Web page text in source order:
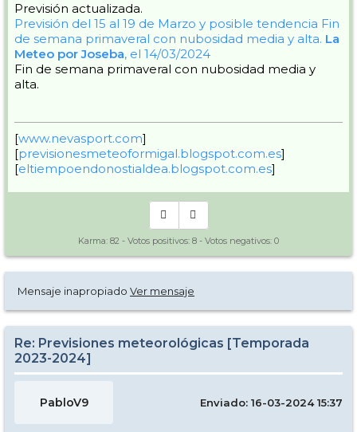
Previsión actualizada.
Previsión del 15 al 19 de Marzo y posible tendencia Fin
de semana primaveral con nubosidad media y alta. La
Meteo por Joseba, el 14/03/2024
Fin de semana primaveral con nubosidad media y
alta.
[www.nevasport.com]
[previsionesmeteoformigal.blogspot.com.es]
[eltiempoendonostialdea.blogspot.com.es]
Karma: 82 - Votos positivos: 8 - Votos negativos: 0
Mensaje inapropiado Ver mensaje
Re: Previsiones meteorológicas [Temporada
2023-2024]
PabloV9 Enviado: 16-03-2024 15:37